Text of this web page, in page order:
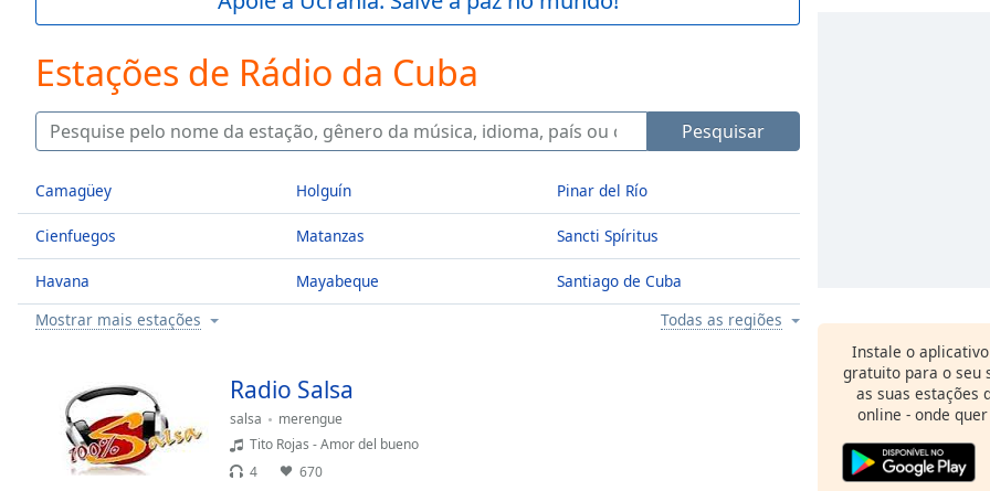
Time0:00
Duration-:-
TypeLIVE
Seek to
live,
currently
behind
Remaining
Playback
Estações de Rádio da Cuba
Pesquisar
Camagüey
Cienfuegos
Havana
Holguín
Matanzas
Mayabeque
Pinar del Río
Sancti Spíritus
Santiago de Cuba
Mostrar mais estações
Todas as regiões
Radio Salsa
salsa
merengue
Tito Rojas - Amor del bueno
4
670
Instale o
gratuito para o seu
as suas estações
online - onde